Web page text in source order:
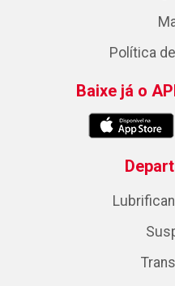
Política
Baixe já o